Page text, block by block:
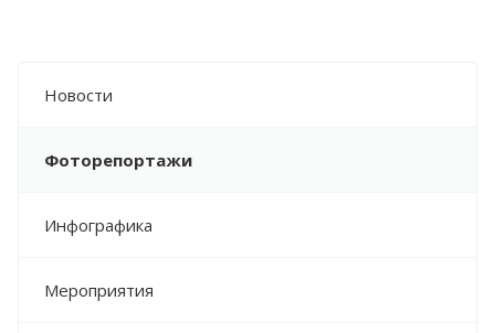
Новости
Фоторепортажи
Инфографика
Мероприятия